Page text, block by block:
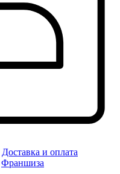
Доставка и оплата
Франшиза